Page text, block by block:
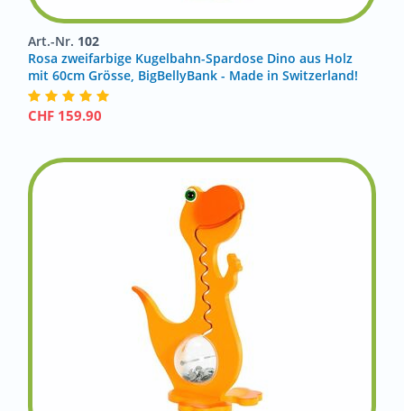
Art.-Nr. 102
Rosa zweifarbige Kugelbahn-Spardose Dino aus Holz
mit 60cm Grösse, BigBellyBank - Made in Switzerland!
CHF 159.90